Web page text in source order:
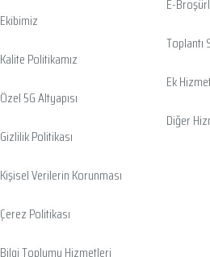
Ekibimiz
Kalite Politikamız
Özel 5G Altyapısı
Gizlilik Politikası
Kişisel Verilerin Korunması
Çerez Politikası
Bilgi Toplumu Hizmetleri
E-
Toplantı
Ek
Diğer